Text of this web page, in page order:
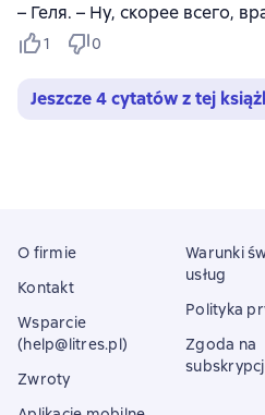
– Геля. – Ну, скорее всего,
1 0
Jeszcze 4 cytatów z tej
O firmie
Kontakt
Wsparcie
(help@litres.pl)
Zwroty
Warunki
usług
Polityka
Zgoda na